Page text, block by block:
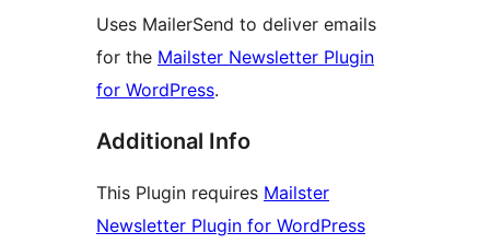
Uses MailerSend to deliver emails
for the Mailster Newsletter Plugin
for WordPress.
Additional Info
This Plugin requires Mailster
Newsletter Plugin for WordPress